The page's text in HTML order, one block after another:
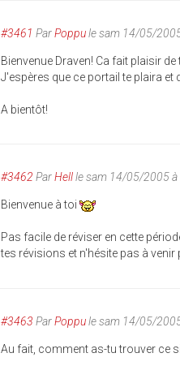
#3461 ParPoppule sam 14/05/
Bienvenue Draven! Ca fait plaisir
J'espères que ce portail te plaira
A bientôt!
#3462 ParHellle sam 14/05/2005 à
Bienvenue à toi
Pas facile de réviser en cette
tes révisions et n'hésite pas à
#3463 ParPoppule sam 14/05/
Au fait, comment as-tu trouver ce